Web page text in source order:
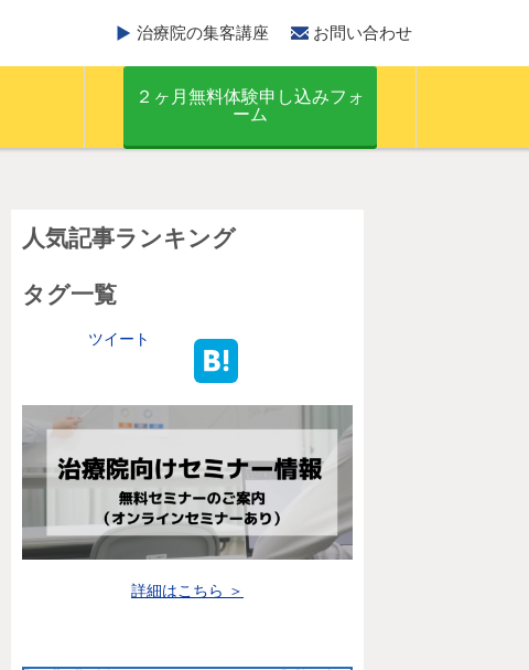
治療院の集客講座 お問い合わせ
２ヶ月無料体験申し込みフォ
ーム
人気記事ランキング
タグ一覧
ツイート
詳細はこちら ＞